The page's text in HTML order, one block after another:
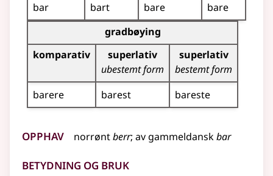
bar
bart bare
bare
Bøyingstabell for dette adjektivet (gradbøying)
gradbøying
komparativ
superlativ
ubestemt form
superlativ
bestemt form
barere
barest bareste
Opphav norrøntberr; av gammeldanskbar
Betydning og bruk